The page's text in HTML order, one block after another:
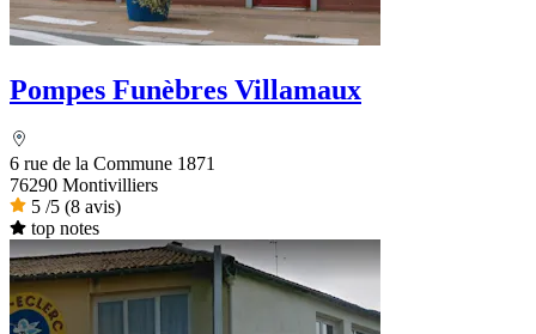
Pompes Funèbres Villamaux
6 rue de la Commune 1871
76290 Montivilliers
5 /5 (8 avis)
top notes